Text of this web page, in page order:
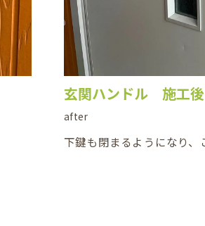
玄関ハンドル 施工後
after
下鍵も閉まるようになり